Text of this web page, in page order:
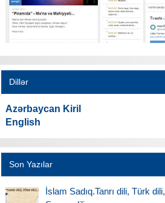
Dillər
Azərbaycan Kiril
English
Son Yazılar
İslam Sadıq.Tanrı dili, Türk dili,